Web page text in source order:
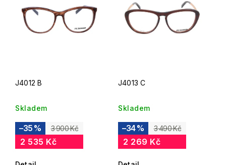
Abecedně
J4012 B
Skladem
3 900 Kč
–35 %
2 535 Kč
J4013 C
Skladem
3 490 Kč
–34 %
2 269 Kč